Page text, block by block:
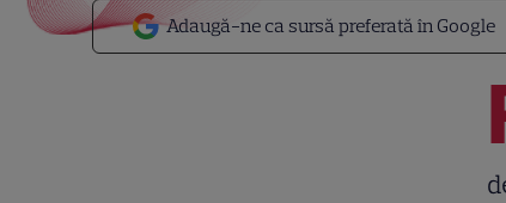
Adaugă-ne ca sursă preferată în Google